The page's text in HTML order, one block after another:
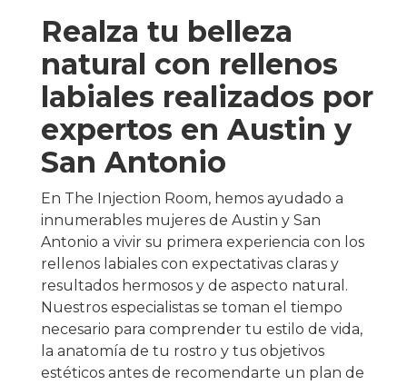
Realza tu belleza
natural con rellenos
labiales realizados por
expertos en Austin y
San Antonio
En The Injection Room, hemos ayudado a
innumerables mujeres de Austin y San
Antonio a vivir su primera experiencia con los
rellenos labiales con expectativas claras y
resultados hermosos y de aspecto natural.
Nuestros especialistas se toman el tiempo
necesario para comprender tu estilo de vida,
la anatomía de tu rostro y tus objetivos
estéticos antes de recomendarte un plan de